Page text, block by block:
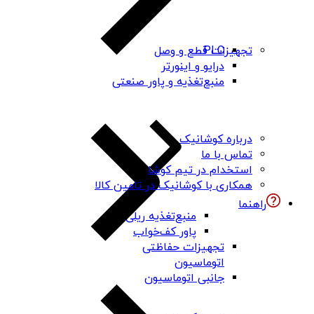
PLC
درایو و اینورتر
منبع‌تغذیه و پاور صنعتی
منبع‌تغذیه ریلی
پاور کف‌خواب
تجهیزات حفاظتی
اتوماسیون
جانبی اتوماسیون
تجهیزات قطع و وصل
درباره کوشانیک
تماس با ما
استخدام در تیم کوشا
همکاری با کوشانیک در تامین کالا
راهنما